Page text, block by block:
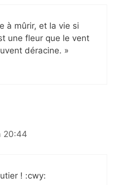
à mûrir, et la vie si
une fleur que le vent
déracine. »
20:44
! :cwy: